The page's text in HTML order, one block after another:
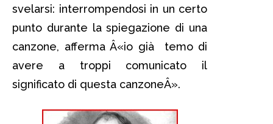
svelarsi: interrompendosi in un certo
punto durante la spiegazione di una
canzone, afferma Â«io già temo di
avere a troppi comunicato il
significato di questa canzoneÂ».